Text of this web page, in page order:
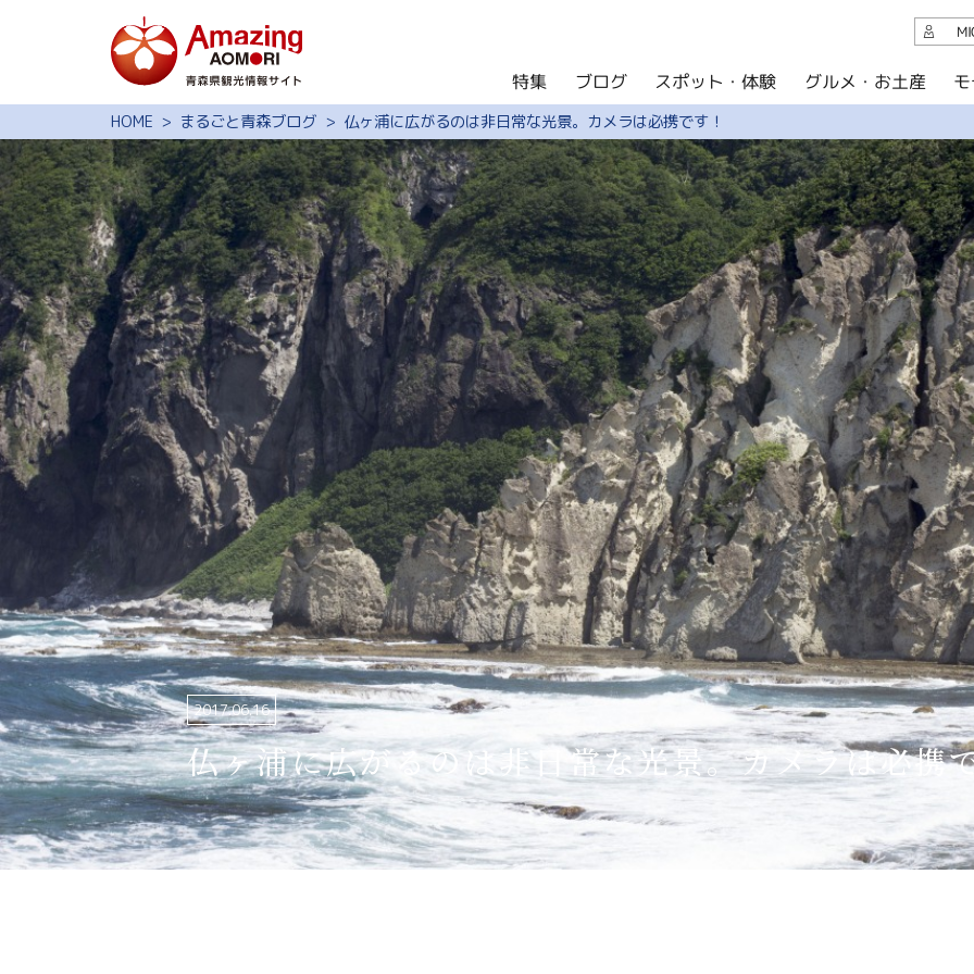
特集
ブログ
スポット・体験
グルメ・お土産
モデルコース
イベント
旅の予約
アクセス
観光ガイド
このサイトについて
サイト内検索
共有
行きたいリスト
写真ライブラリー
動画ライブラリー
パンフレットダウンロード
よくある質問
運営組織について
関連リンク集
Language
日本語
English
繁体中文
简体中文
한국어
MICE・教育・観光事業者の皆様へ
HOME まるごと青森ブログ 仏ヶ浦に広がるのは非日常な光景。カメラは必携です！
仏ヶ浦に広がるのは非日常な光景。カメラは必携
2017.06.16
特集 ブログ スポット・体験 グルメ・お土産